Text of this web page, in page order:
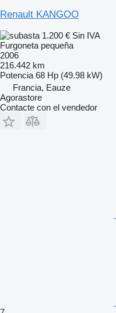
Renault KANGOO
1.200 € Sin IVA
Furgoneta pequeña
2006
216.442 km
Potencia 68 Hp (49.98 kW)
Francia, Eauze
Agorastore
Contacte con el vendedor